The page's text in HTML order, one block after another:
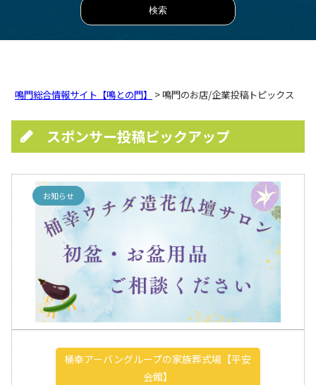
鳴門総合情報サイト【鳴との門】 > 鳴門のお店/企業投稿トピックス
スポンサー投稿ピックアップ
お知らせ
桶幸アーバングループの家族葬式場【平安
会館】